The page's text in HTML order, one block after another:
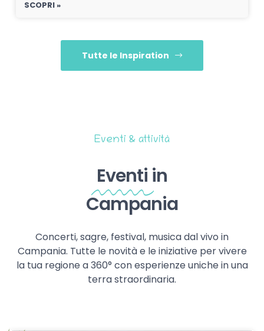
SCOPRI »
Tutte le Inspiration
Eventi & attività
Eventi in
Campania
Concerti, sagre, festival, musica dal vivo in
Campania. Tutte le novità e le iniziative per vivere
la tua regione a 360° con esperienze uniche in una
terra straordinaria.